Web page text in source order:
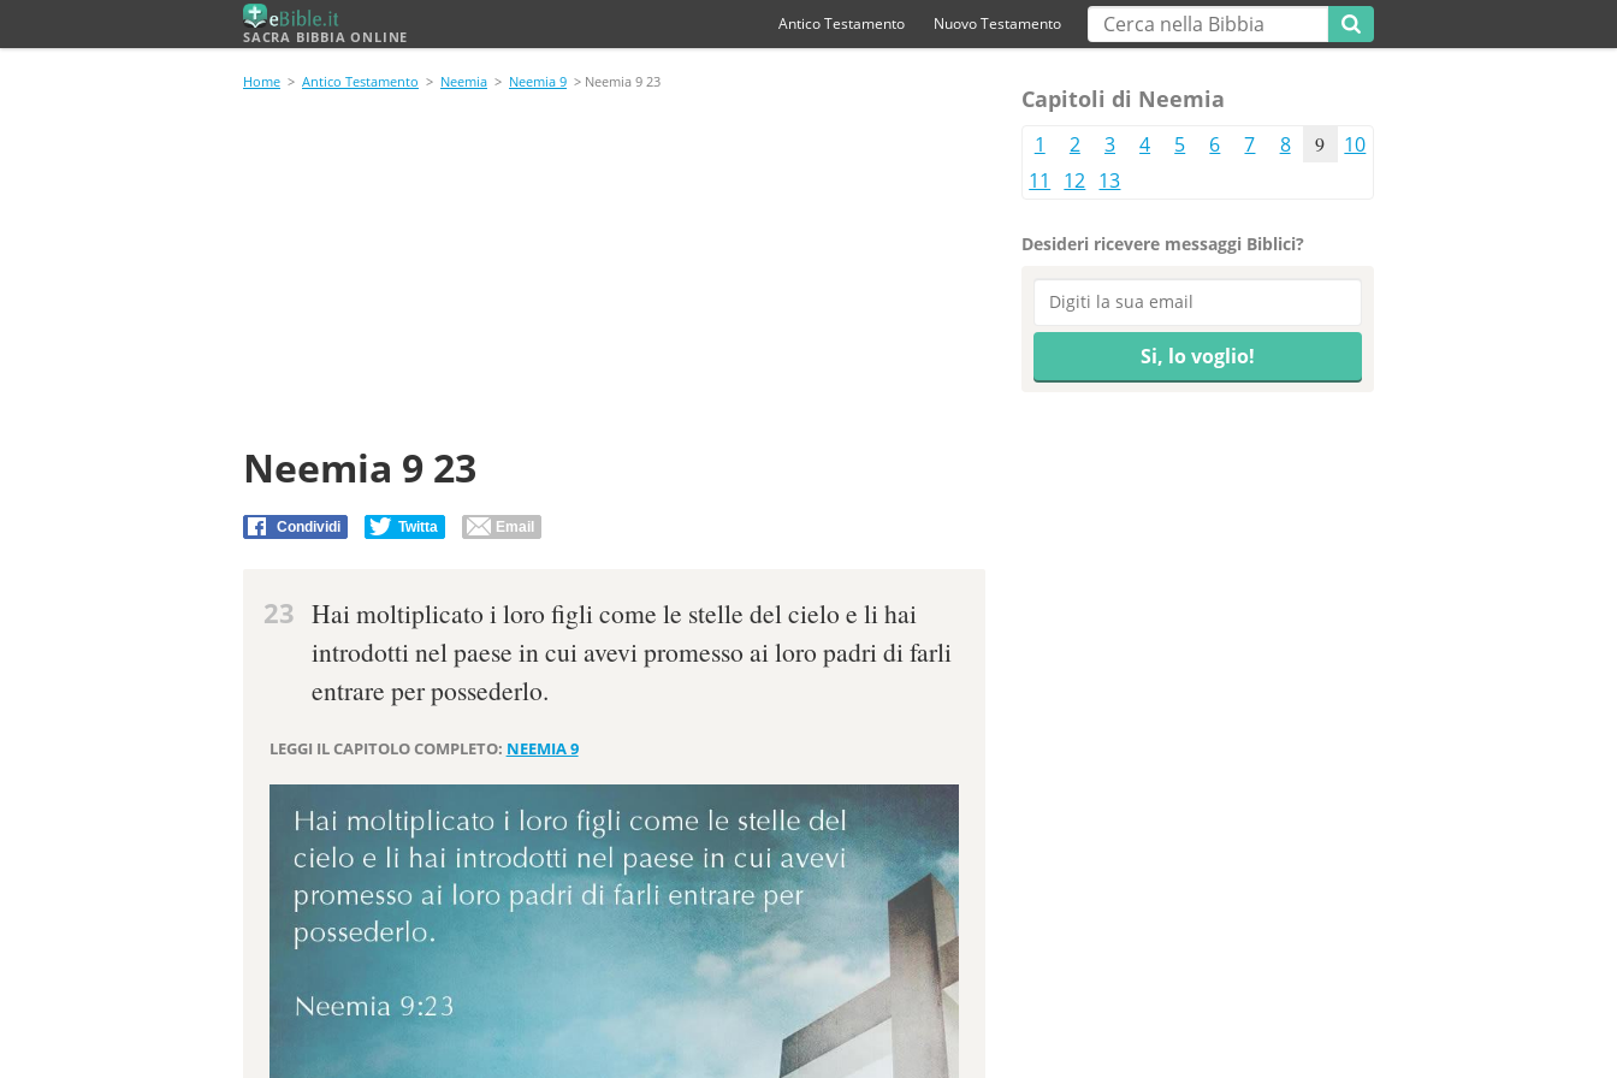
SACRA BIBBIA ONLINE
Antico Testamento Nuovo Testamento
Home > Antico Testamento > Neemia > Neemia 9 > Neemia 9 23
Neemia 9 23
Condividi Twitta Email
23 Hai moltiplicato i loro figli come le stelle del cielo e li hai
introdotti nel paese in cui avevi promesso ai loro padri di farli
entrare per possederlo.
LEGGI IL CAPITOLO COMPLETO: NEEMIA 9
Capitoli di Neemia
1 2 3 4 5 6 7 8 9
10
11
12 13
Desideri ricevere messaggi Biblici?